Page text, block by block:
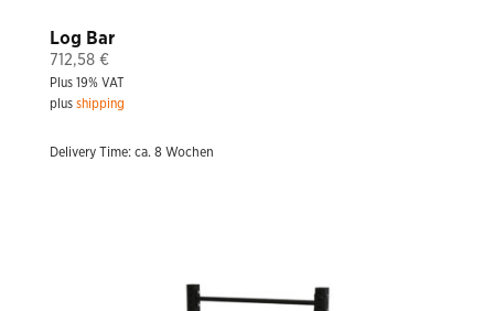
Log Bar
712,58 €
Plus 19% VAT
plus shipping
Delivery Time: ca. 8 Wochen